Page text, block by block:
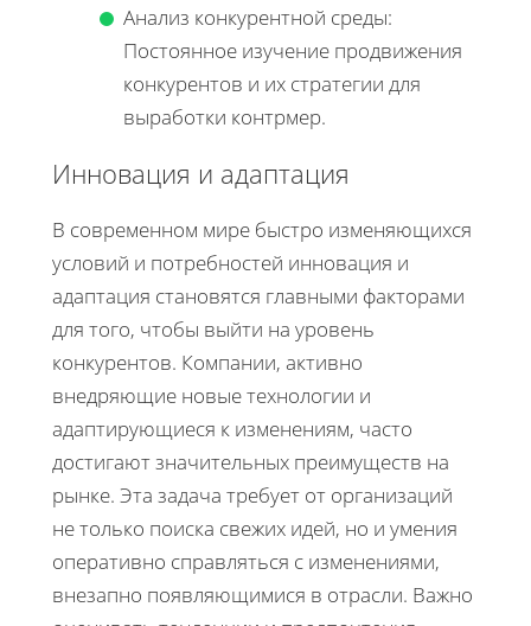
Анализ конкурентной среды:
Постоянное изучение продвижения
конкурентов и их стратегии для
выработки контрмер.
Инновация и адаптация
В современном мире быстро изменяющихся
условий и потребностей инновация и
адаптация становятся главными факторами
для того, чтобы выйти на уровень
конкурентов. Компании, активно
внедряющие новые технологии и
адаптирующиеся к изменениям, часто
достигают значительных преимуществ на
рынке. Эта задача требует от организаций
не только поиска свежих идей, но и умения
оперативно справляться с изменениями,
внезапно появляющимися в отрасли. Важно